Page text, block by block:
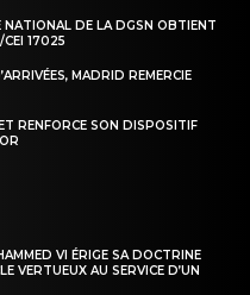
NATIONAL DE LA DGSN OBTIENT
CEI 17025
MADRID REMERCIE
RENFORCE SON DISPOSITIF
VI ÉRIGE SA DOCTRINE
VERTUEUX AU SERVICE D’UN